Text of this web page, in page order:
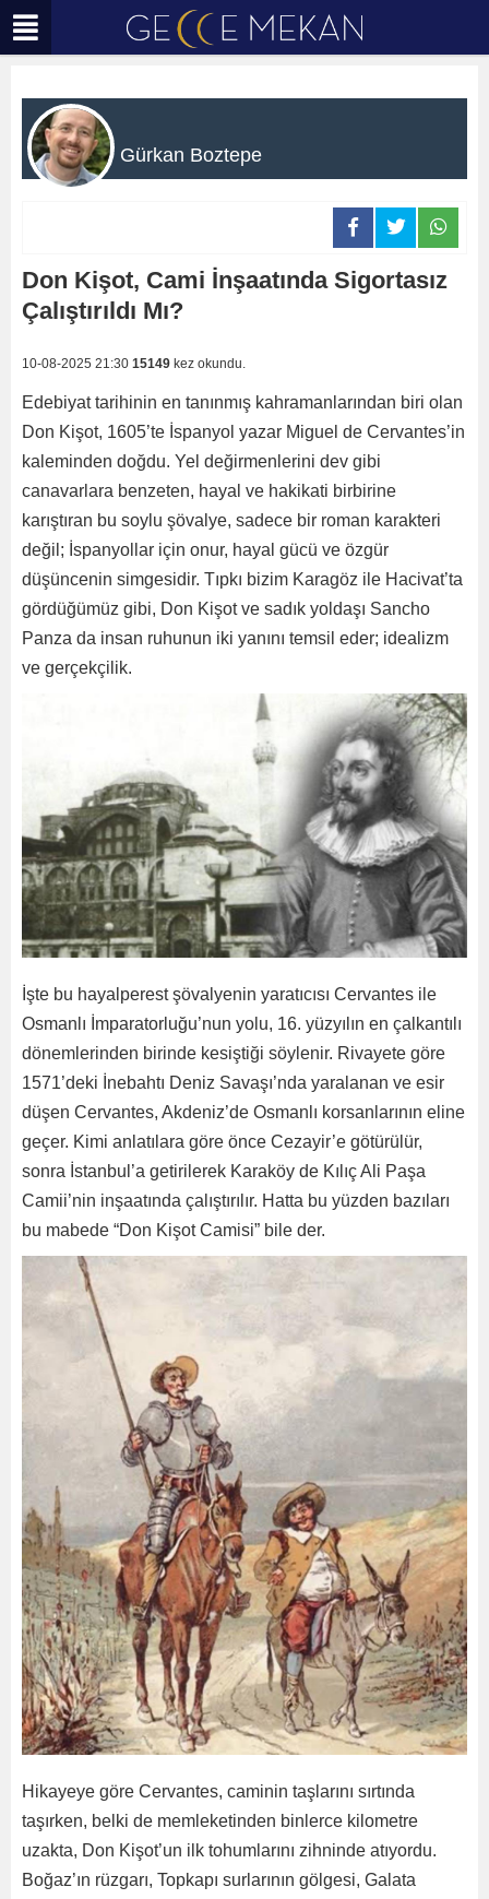
Gürkan Boztepe
Don Kişot, Cami İnşaatında Sigortasız
Çalıştırıldı Mı?
10-08-2025 21:30 15149 kez okundu.
Edebiyat tarihinin en tanınmış kahramanlarından biri olan
Don Kişot, 1605’te İspanyol yazar Miguel de Cervantes’in
kaleminden doğdu. Yel değirmenlerini dev gibi
canavarlara benzeten, hayal ve hakikati birbirine
karıştıran bu soylu şövalye, sadece bir roman karakteri
değil; İspanyollar için onur, hayal gücü ve özgür
düşüncenin simgesidir. Tıpkı bizim Karagöz ile Hacivat’ta
gördüğümüz gibi, Don Kişot ve sadık yoldaşı Sancho
Panza da insan ruhunun iki yanını temsil eder; idealizm
ve gerçekçilik.
İşte bu hayalperest şövalyenin yaratıcısı Cervantes ile
Osmanlı İmparatorluğu’nun yolu, 16. yüzyılın en çalkantılı
dönemlerinden birinde kesiştiği söylenir. Rivayete göre
1571’deki İnebahtı Deniz Savaşı’nda yaralanan ve esir
düşen Cervantes, Akdeniz’de Osmanlı korsanlarının eline
geçer. Kimi anlatılara göre önce Cezayir’e götürülür,
sonra İstanbul’a getirilerek Karaköy de Kılıç Ali Paşa
Camii’nin inşaatında çalıştırılır. Hatta bu yüzden bazıları
bu mabede “Don Kişot Camisi” bile der.
Hikayeye göre Cervantes, caminin taşlarını sırtında
taşırken, belki de memleketinden binlerce kilometre
uzakta, Don Kişot’un ilk tohumlarını zihninde atıyordu.
Boğaz’ın rüzgarı, Topkapı surlarının gölgesi, Galata